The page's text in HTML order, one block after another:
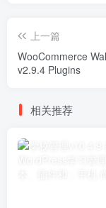
上一篇
WooCommerce
v2.9.4 Plugins
相关推荐